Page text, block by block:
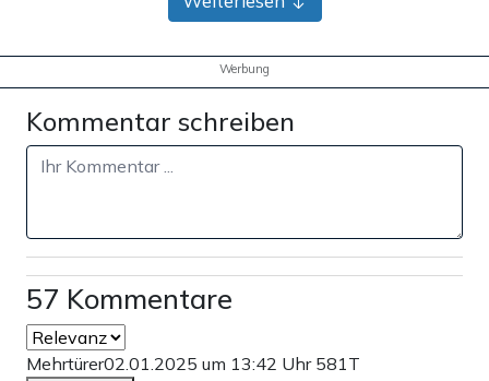
Werbung
Kommentar schreiben
57 Kommentare
Mehrtürer02.01.2025 um 13:42 Uhr 581T